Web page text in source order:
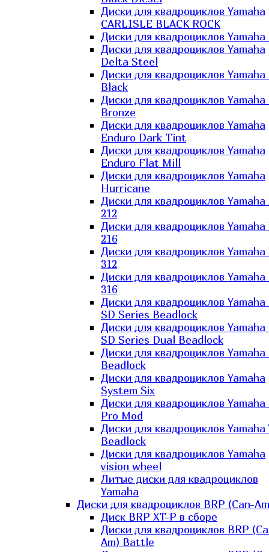
Диски для квадроциклов Yamaha
CARLISLE BLACK ROCK
Диски для квадроциклов Yamaha
Диски для квадроциклов Yamaha
Delta Steel
Диски для квадроциклов
Black
Диски для квадроциклов
Bronze
Диски для квадроциклов Yamaha
Enduro Dark Tint
Диски для квадроциклов Yamaha
Enduro Flat Mill
Диски для квадроциклов Yamaha
Hurricane
Диски для квадроциклов
212
Диски для квадроциклов
216
Диски для квадроциклов
312
Диски для квадроциклов
316
Диски для квадроциклов
SD Series Beadlock
Диски для квадроциклов
SD Series Dual Beadlock
Диски для квадроциклов Yamaha
Beadlock
Диски для квадроциклов Yamaha
System Six
Диски для квадроциклов Yamaha
Pro Mod
Диски для квадроциклов Yamaha
Beadlock
Диски для квадроциклов Yamaha
vision wheel
Литые диски для квадроциклов
Yamaha
Диски для квадроциклов BRP (Can-
Диск BRP XT-P в сборе
Диски для квадроциклов BRP
Am) Battle